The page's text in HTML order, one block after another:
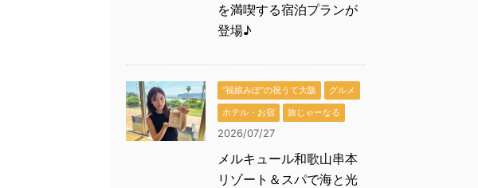
を満喫する宿泊プランが
登場♪
“福娘みぽ”の祝うて大阪
グルメ
ホテル・お宿
旅じゃーなる
2026/07/27
メルキュール和歌山串本
リゾート＆スパで海と光